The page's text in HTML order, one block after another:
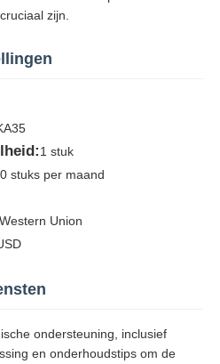
zijn.
1 stuk
stuks per maand
Union
ondersteuning, inclusief
en onderhoudstips om de